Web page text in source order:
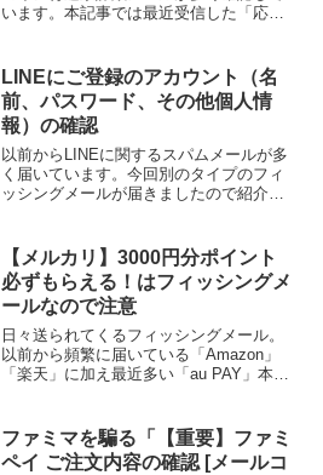
います。本記事では最近受信した「応答
ドレスはそれぞれ異なっており、
Microsoft Outl...
LINEにご登録のアカウント（名
前、パスワード、その他個人情
報）の確認
以前からLINEに関するスパムメールが多
く届いています。今回別のタイプのフィ
ッシングメールが届きましたので紹介し
スワード、その他個人情報）の確認」本
文は以下の通りです...
【メルカリ】3000円分ポイント
必ずもらえる！はフィッシングメ
ールなので注意
日々送られてくるフィッシングメール。
以前から頻繁に届いている「Amazon」
「楽天」に加え最近多い「au PAY」本日
す。メールの内容送信者送信者は メルカ
リ <no-r...
ファミマを騙る「【重要】ファミ
ペイ ご注文内容の確認 [メールコ